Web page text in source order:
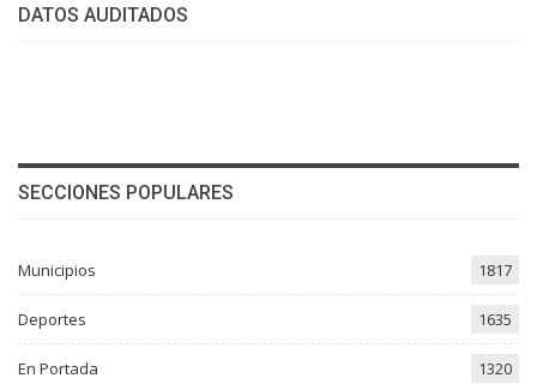
DATOS AUDITADOS
SECCIONES POPULARES
Municipios 1817
Deportes 1635
En Portada 1320